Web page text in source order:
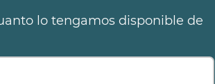
lo tengamos disponible de